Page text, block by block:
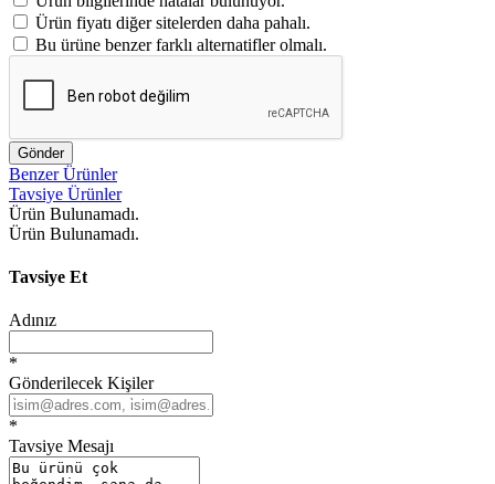
Ürün fiyatı diğer sitelerden daha pahalı.
Bu ürüne benzer farklı alternatifler olmalı.
Gönder
Benzer Ürünler
Tavsiye Ürünler
Ürün Bulunamadı.
Ürün Bulunamadı.
Tavsiye Et
Adınız
*
Gönderilecek Kişiler
*
Tavsiye Mesajı